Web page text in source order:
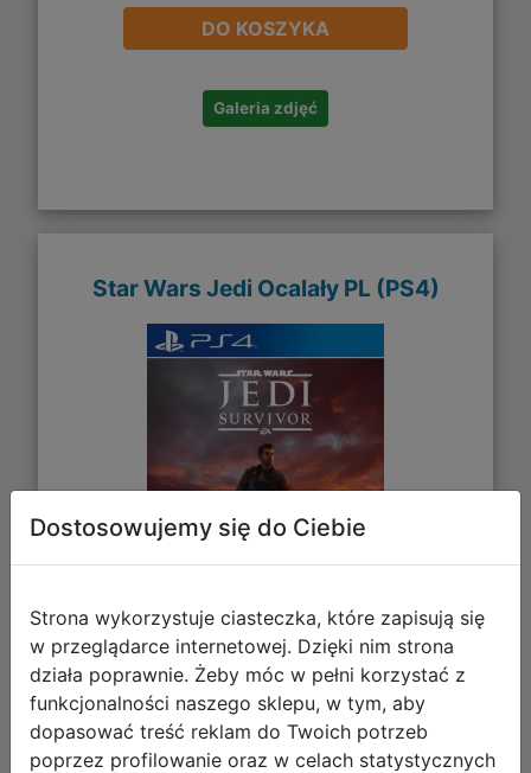
DO KOSZYKA
Galeria zdjęć
Star Wars Jedi Ocalały PL (PS4)
98,90 zł
DO KOSZYKA
Dostosowujemy się do Ciebie
Strona wykorzystuje ciasteczka, które zapisują się
w przeglądarce internetowej. Dzięki nim strona
działa poprawnie. Żeby móc w pełni korzystać z
funkcjonalności naszego sklepu, w tym, aby
dopasować treść reklam do Twoich potrzeb
poprzez profilowanie oraz w celach statystycznych